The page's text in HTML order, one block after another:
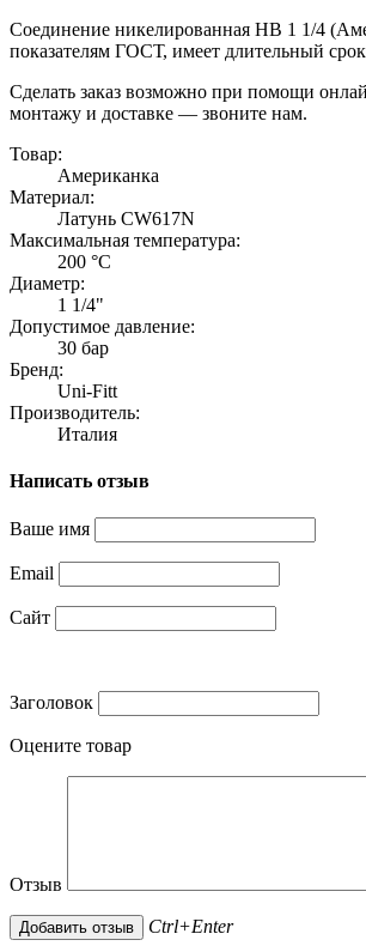
Соединение никелированная НВ 1 1/4
показателям ГОСТ, имеет длительный
Сделать заказ возможно при помощи
монтажу и доставке — звоните нам.
Товар:
Американка
Материал:
Латунь CW617N
Максимальная температура:
200 °C
Диаметр:
1 1/4"
Допустимое давление:
30 бар
Бренд:
Uni-Fitt
Производитель:
Италия
Написать отзыв
Ваше имя
Email
Сайт
Заголовок
Оцените товар
Отзыв
Ctrl+Enter